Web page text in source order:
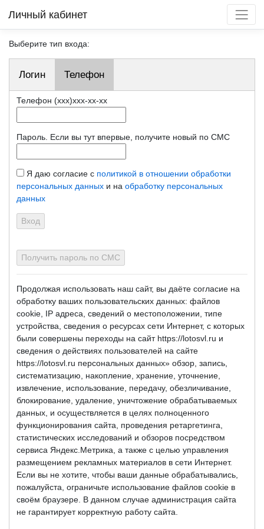
Личный кабинет
Выберите тип входа:
Логин Телефон
Телефон (xxx)xxx-xx-xx
Пароль. Если вы тут впервые, получите новый по СМС
Я даю согласие с политикой в отношении обработки
персональных данных и на обработку персональных
данных
Продолжая использовать наш сайт, вы даёте согласие на
обработку ваших пользовательских данных: файлов
cookie, IP адреса, сведений о местоположении, типе
устройства, сведения о ресурсах сети Интернет, с которых
были совершены переходы на сайт https://lotosvl.ru и
сведения о действиях пользователей на сайте
https://lotosvl.ru персональных данных» обзор, запись,
систематизацию, накопление, хранение, уточнение,
извлечение, использование, передачу, обезличивание,
блокирование, удаление, уничтожение обрабатываемых
данных, и осуществляется в целях полноценного
функционирования сайта, проведения ретаргетинга,
статистических исследований и обзоров посредством
сервиса Яндекс.Метрика, а также с целью управления
размещением рекламных материалов в сети Интернет.
Если вы не хотите, чтобы ваши данные обрабатывались,
пожалуйста, ограничьте использование файлов cookie в
своём браузере. В данном случае администрация сайта
не гарантирует корректную работу сайта.